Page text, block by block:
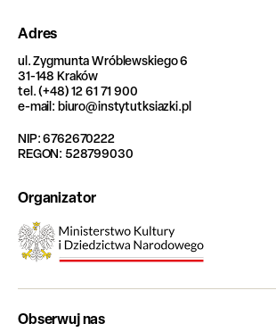
Adres
ul. Zygmunta Wróblewskiego 6
31-148 Kraków
tel. (+48) 12 61 71 900
e-mail: biuro@instytutksiazki.pl
NIP: 6762670222
REGON: 528799030
Organizator
Obserwuj nas